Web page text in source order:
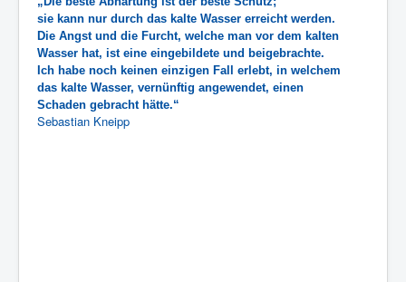
sie kann nur durch das kalte Wasser erreicht werden.
Die Angst und die Furcht, welche man vor dem kalten
Wasser hat, ist eine eingebildete und beigebrachte.
Ich habe noch keinen einzigen Fall erlebt, in welchem
das kalte Wasser, vernünftig angewendet, einen
Schaden gebracht hätte.“
Sebastian Kneipp